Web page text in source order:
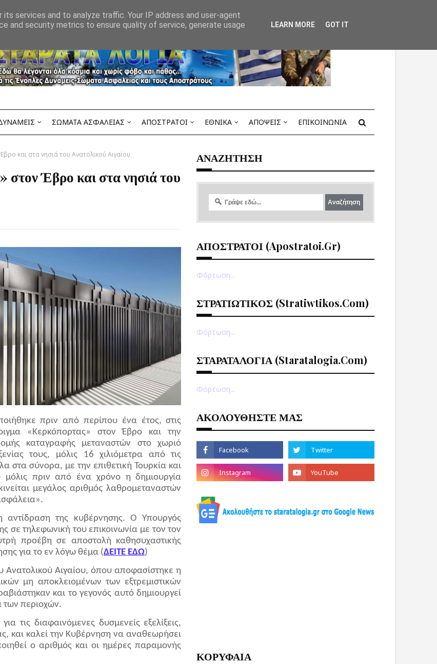
ΣΩΜΑΤΑ ΑΣΦΑΛΕΙΑΣ ΑΠΟΣΤΡΑΤΟΙ ΕΘΝΙΚΑ ΑΠΟΨΕΙΣ ΕΠΙΚΟΙΝΩΝΙΑ
και στα νησιά του Ανατολικού Αιγαίου
Έβρο και στα νησιά του
πριν από περίπου ένα έτος, στις
«Κερκόπορτας» στον Έβρο και την
καταγραφής μεταναστών στο χωριό
τους, μόλις 16 χιλιόμετρα από τις
στα σύνορα, με την επιθετική Τουρκία και
μόλις πριν από ένα χρόνο η δημιουργία
μεγάλος αριθμός λαθρομεταναστών
της κυβέρνησης. Ο Υπουργός
τηλεφωνική του επικοινωνία με τον τον
προέβη σε αποστολή καθησυχαστικής
για το εν λόγω θέμα (ΔΕΙΤΕ ΕΔΩ)
Ανατολικού Αιγαίου, όπου αποφασίστηκε η
μη αποκλειομένων των εξτρεμιστικών
και το γεγονός αυτό δημιουργεί
των περιοχών.
τις διαφαινόμενες δυσμενείς εξελίξεις,
και καλεί την Κυβέρνηση να αναθεωρήσει
ο αριθμός και οι ημέρες παραμονής
ΑΝΑΖΗΤΗΣΗ
ΑΠΟΣΤΡΑΤΟΙ (apostratoi.gr)
Φόρτωση...
ΣΤΡΑΤΙΩΤΙΚΟΣ (stratiwtikos.com)
Φόρτωση...
ΣΤΑΡΑΤΑΛΟΓΙΑ (staratalogia.com)
Φόρτωση...
ΑΚΟΛΟΥΘΗΣΤΕ ΜΑΣ
ΚΟΡΥΦΑΙΑ
services and to analyze traffic. Your IP address and user-agent
and security metrics to ensure quality of service, generate usage
LEARN MORE GOT IT